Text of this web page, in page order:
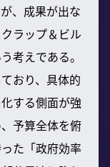
、成果が出な
ラップ＆ビル
考えである。
おり、具体的
する側面が強
予算全体を俯
た「政府効率